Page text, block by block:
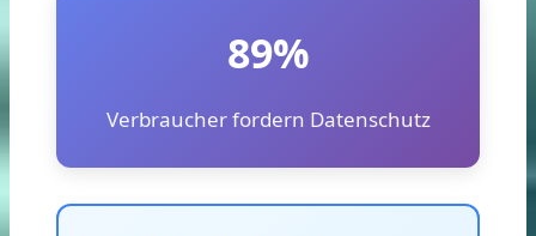
89%
Verbraucher fordern Datenschutz